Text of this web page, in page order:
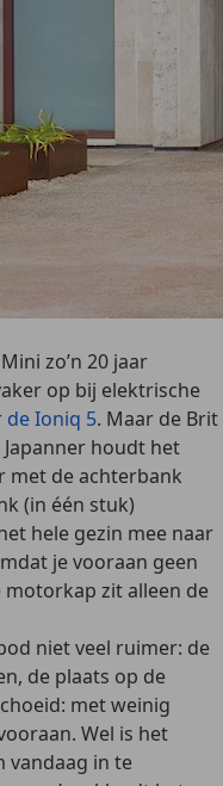
zo’n 20 jaar
op bij elektrische
de Ioniq 5. Maar de Brit
Japanner houdt het
met de achterbank
(in één stuk)
hele gezin mee naar
je vooraan geen
zit alleen de
niet veel ruimer: de
de plaats op de
met weinig
Wel is het
vandaag in te